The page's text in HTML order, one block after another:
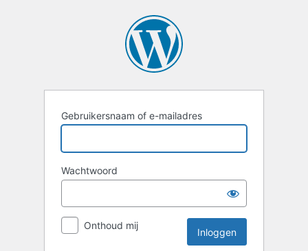
Gebruikersnaam of e-mailadres
Wachtwoord
Onthoud mij